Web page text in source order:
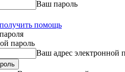
Ваш пароль
помощь
пароль
Ваш адрес электронной